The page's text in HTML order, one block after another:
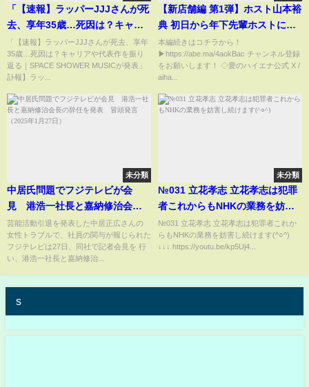
「【速報】ラッパーJJJさんが死
去、享年35歳…死因は？キャリ
アや代表作を振り返る｜SPACE
SHOWER MUSICが発表」
「【速報】ラッパーJJJさんが死去、享年
35歳…死因は？キャリアや代表作を振り
返る｜SPACE SHOWER MUSICが発表」
訃報】ラッ...
【新店舗編 第1弾】ホスト山本裕
典 初日から年下先輩ホストに煽
られブチギレ！｜ニューヨーク×
さらば青春の光『#愛のハイエナ
シーズン3』毎週火曜よる11時〜
本編続きはコチラから！
▶https://abe.ma/4aokBac チャンネル登録
をお願いします！ ◇愛のハイエナ公式 X /
aiha...
未分類
中居氏問題でフジテレビが会
見 港浩一社長と嘉納修治会長
の辞任を発表 冒頭発言（2025
年1月27日）
芸能活動引退を発表した中居正広さんの
女性トラブルで、社員の関与が報じられた
フジテレビは27日、同社で記者会見を 行
い、港浩一社長と嘉納修治...
未分類
№031 立花孝志 立花孝志は犯罪
者これからもNHKの業務を妨害
し続けます(^○^)
№031 立花孝志 立花孝志は犯罪者これか
らもNHKの業務を妨害し続けます(^○^)
↓↓↓ https://youtu.be/kp5Uj4...
s